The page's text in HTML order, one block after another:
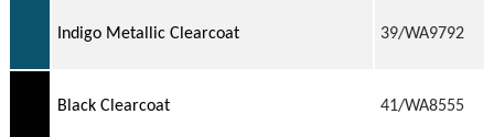
Indigo Metallic Clearcoat 39/WA9792
Black Clearcoat 41/WA8555